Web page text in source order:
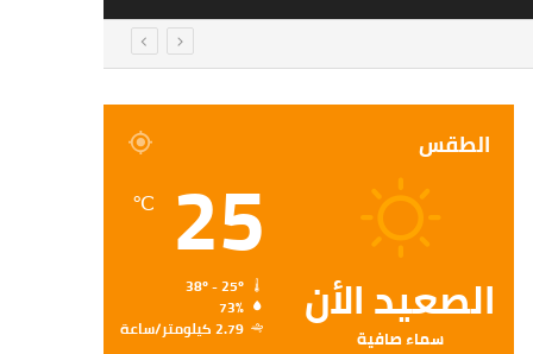
الطقس
الصعيد الأن
سماء صافية
25
℃
73%
2.79 كيلومتر/ساعة